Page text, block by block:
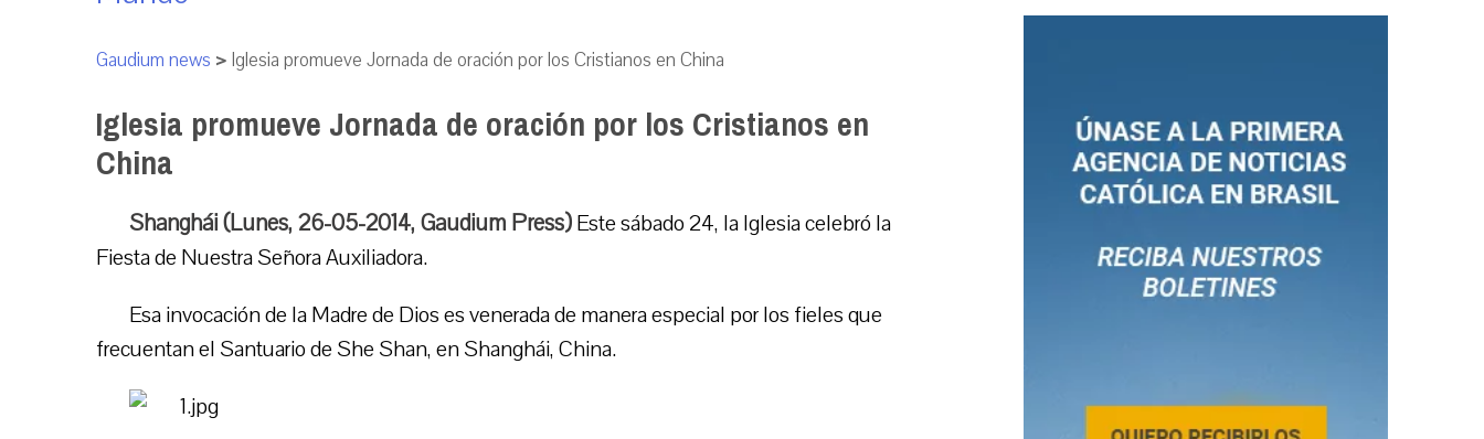
Gaudium news > Iglesia promueve Jornada de oración por los Cristianos en China
Iglesia promueve Jornada de oración por los Cristianos en
China
Shanghái (Lunes, 26-05-2014, Gaudium Press)Este sábado 24, la Iglesia celebró la
Fiesta de Nuestra Señora Auxiliadora.
Esa invocación de la Madre de Dios es venerada de manera especial por los fieles que
frecuentan el Santuario de She Shan, en Shanghái, China.